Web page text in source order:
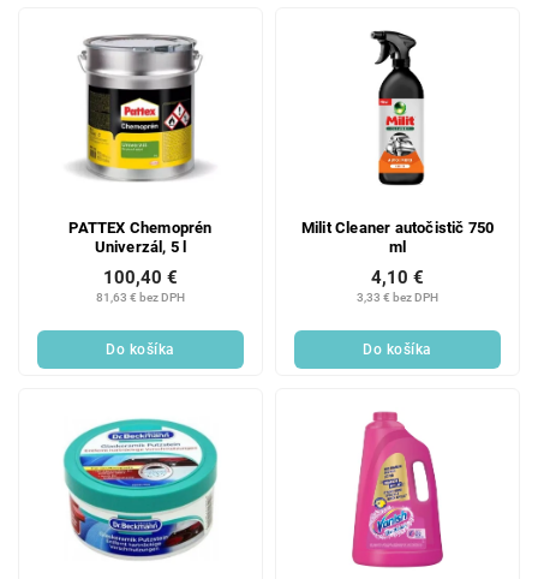
PATTEX Chemoprén
Univerzál, 5 l
81,63 € bez DPH
100,40 €
Do košíka
Milit Cleaner autočistič 750
ml
3,33 € bez DPH
4,10 €
Do košíka